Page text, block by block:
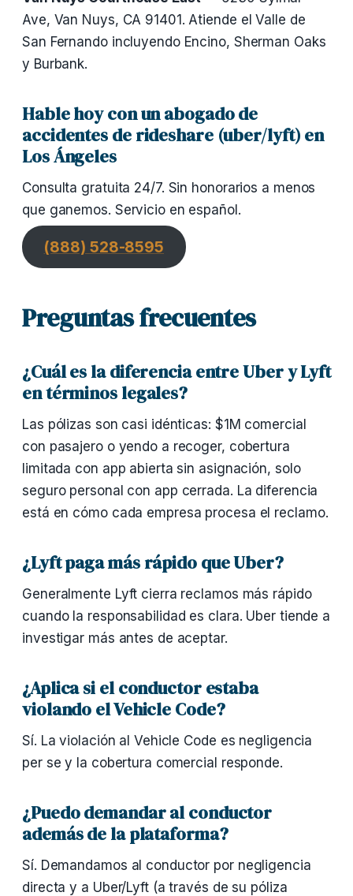
Ave, Van Nuys, CA 91401. Atiende el Valle de
San Fernando incluyendo Encino, Sherman Oaks
y Burbank.
Hable hoy con un abogado de
accidentes de rideshare (uber/lyft) en
Los Ángeles
Consulta gratuita 24/7. Sin honorarios a menos
que ganemos. Servicio en español.
(888) 528-8595
Preguntas frecuentes
¿Cuál es la diferencia entre Uber y Lyft
en términos legales?
Las pólizas son casi idénticas: $1M comercial
con pasajero o yendo a recoger, cobertura
limitada con app abierta sin asignación, solo
seguro personal con app cerrada. La diferencia
está en cómo cada empresa procesa el reclamo.
¿Lyft paga más rápido que Uber?
Generalmente Lyft cierra reclamos más rápido
cuando la responsabilidad es clara. Uber tiende a
investigar más antes de aceptar.
¿Aplica si el conductor estaba
violando el Vehicle Code?
Sí. La violación al Vehicle Code es negligencia
per se y la cobertura comercial responde.
¿Puedo demandar al conductor
además de la plataforma?
Sí. Demandamos al conductor por negligencia
directa y a Uber/Lyft (a través de su póliza